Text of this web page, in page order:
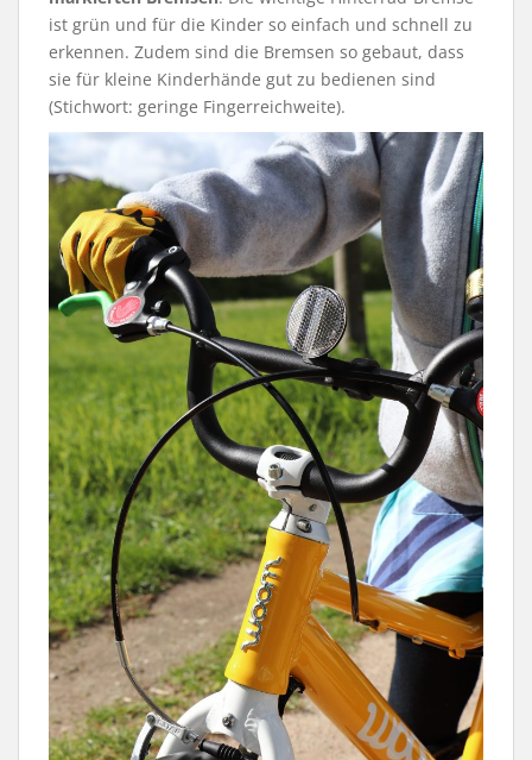
ist grün und für die Kinder so einfach und schnell zu
erkennen. Zudem sind die Bremsen so gebaut, dass
sie für kleine Kinderhände gut zu bedienen sind
(Stichwort: geringe Fingerreichweite).